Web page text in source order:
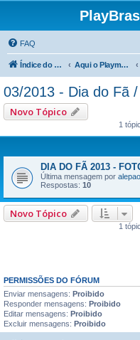
FAQ
Índice do fórum Aqui o Playmobil é notícia !
03/2013 - Dia do Fã
Novo Tópico
1
DIA DO FÃ 2013 -
Última mensagem por
Respostas: 10
Novo Tópico
1
PERMISSÕES DO FÓRUM
Enviar mensagens: Proibido
Responder mensagens: Proibido
Editar mensagens: Proibido
Excluir mensagens: Proibido